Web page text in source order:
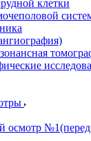
клетки
осмотр №1(перед